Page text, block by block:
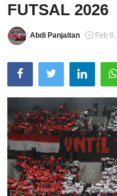
Contact
Pedoman Media Siber
FUTSAL 2026
Abdi Panjaitan Feb